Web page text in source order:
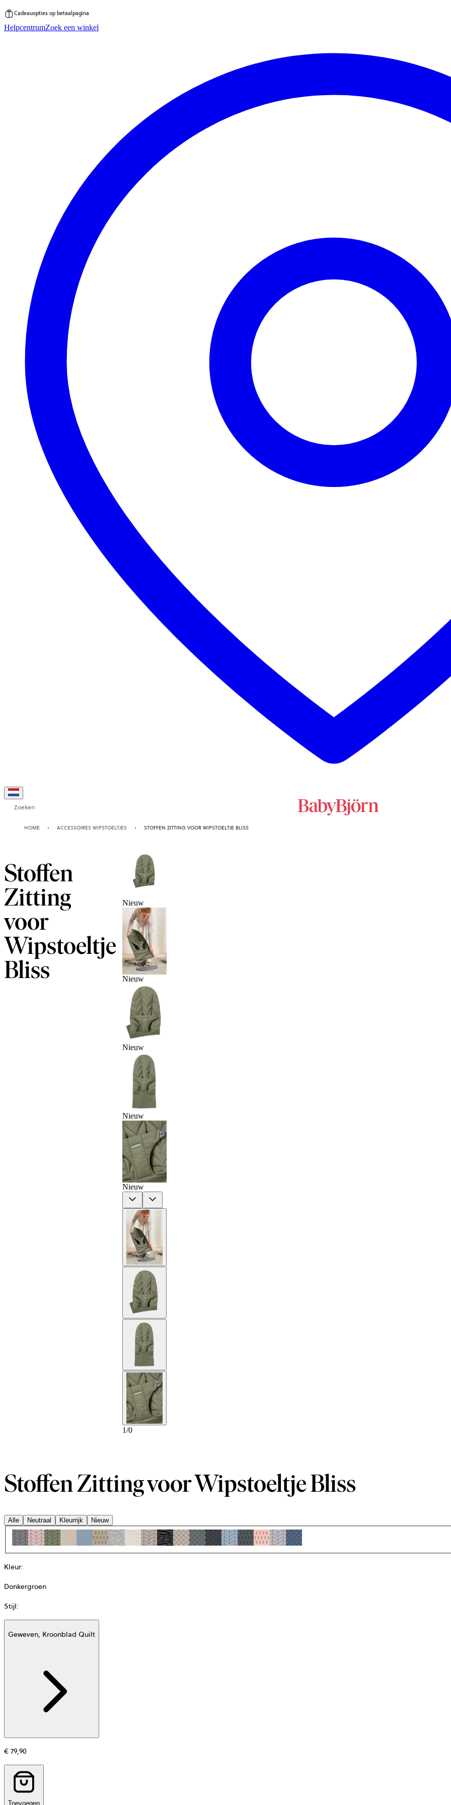
direct
Cadeauopties op betaalpagina
HelpcentrumZoek een winkel
Zoeken
HOME ACCESSOIRES WIPSTOELTJES STOFFEN ZITTING VOOR WIPSTOELTJE BLISS
Stoffen
Zitting
voor
Wipstoeltje
Bliss
Nieuw
Nieuw
Nieuw
Nieuw
Nieuw
Previous
1/0
Stoffen Zitting voor Wipstoeltje Bliss
Alle Neutraal Kleurrijk Nieuw
Kleur:
Donkergroen
Stijl:
Geweven, Kroonblad Quilt
€ 79,90
Toevoegen